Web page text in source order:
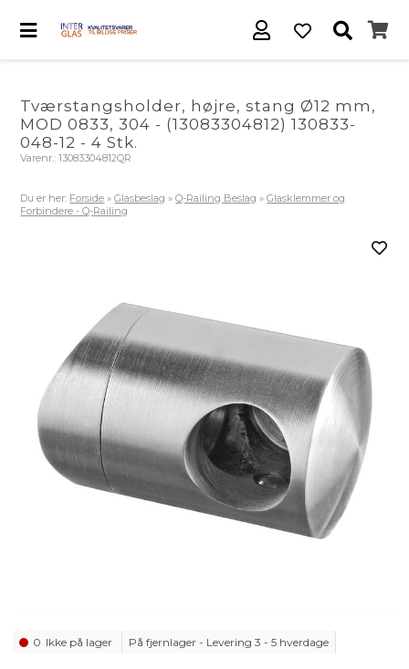
Tværstangsholder, højre, stang Ø12 mm,
MOD 0833, 304 - (13083304812) 130833-
048-12 - 4 Stk.
Varenr.:13083304812QR
Du er her: Forside »Glasbeslag »Q-Railing Beslag »Glasklemmer og
Forbindere - Q-Railing
0 Ikke på lager På fjernlager - Levering 3 - 5 hverdage